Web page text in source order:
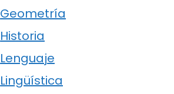
Geometría
Historia
Lenguaje
Lingüística